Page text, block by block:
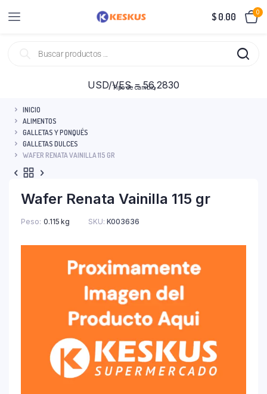
$ 0.00 0
Tipo de cambio
USD/VES = 56,2830
INICIO
ALIMENTOS
GALLETAS Y PONQUÉS
GALLETAS DULCES
WAFER RENATA VAINILLA 115 GR
Wafer Renata Vainilla 115 gr
Peso 0.115 kg SKU: K003636